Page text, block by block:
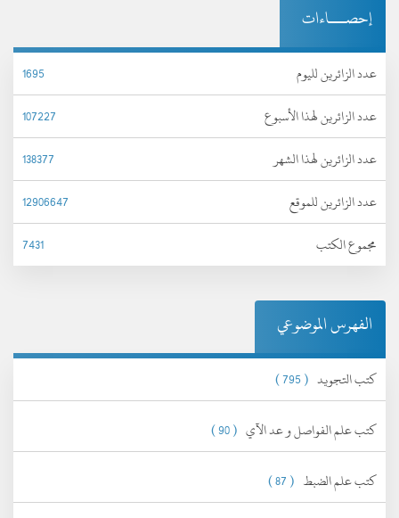
إحصـــاءات
عدد الزائرين لليوم
1695
عدد الزائرين لهذا الأسبوع
107227
عدد الزائرين لهذا الشهر
138377
عدد الزائرين للموقع
12906647
مجموع الكتب
7431
الفهرس الموضوعي
كتب التجويد ( 795 )
كتب علم الفواصل و عد الآي ( 90 )
كتب علم الضبط ( 87 )